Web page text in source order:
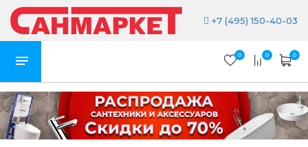
+7 (495) 150-40-03
0 0 0